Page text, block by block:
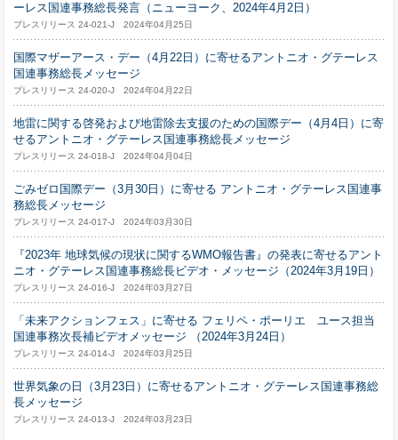
ーレス国連事務総長発言（ニューヨーク、2024年4月2日）
プレスリリース 24-021-J 2024年04月25日
国際マザーアース・デー（4月22日）に寄せるアントニオ・グテーレス
国連事務総長メッセージ
プレスリリース 24-020-J 2024年04月22日
地雷に関する啓発および地雷除去支援のための国際デー（4月4日）に寄
せるアントニオ・グテーレス国連事務総長メッセージ
プレスリリース 24-018-J 2024年04月04日
ごみゼロ国際デー（3月30日）に寄せる アントニオ・グテーレス国連事
務総長メッセージ
プレスリリース 24-017-J 2024年03月30日
『2023年 地球気候の現状に関するWMO報告書』の発表に寄せるアント
ニオ・グテーレス国連事務総長ビデオ・メッセージ（2024年3月19日）
プレスリリース 24-016-J 2024年03月27日
「未来アクションフェス」に寄せる フェリペ・ポーリエ ユース担当
国連事務次長補ビデオメッセージ （2024年3月24日）
プレスリリース 24-014-J 2024年03月25日
世界気象の日（3月23日）に寄せるアントニオ・グテーレス国連事務総
長メッセージ
プレスリリース 24-013-J 2024年03月23日